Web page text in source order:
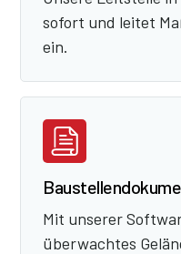
sofort und leitet
ein.
Mit unserer
überwachtes